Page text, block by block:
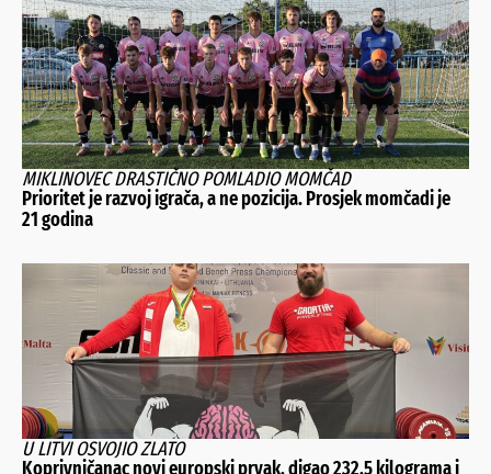
MIKLINOVEC DRASTIČNO POMLADIO MOMČAD
Prioritet je razvoj igrača, a ne pozicija. Prosjek momčadi je
21 godina
U LITVI OSVOJIO ZLATO
Koprivničanac novi europski prvak, digao 232,5 kilograma i